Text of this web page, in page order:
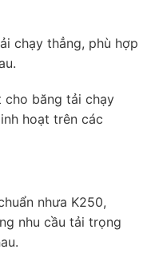
chạy thẳng, phù hợp
cho băng tải chạy
hoạt trên các
nhưa K250,
nhu cầu tải trọng